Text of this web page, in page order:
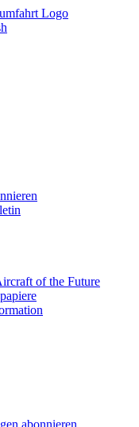
of the Future
abonnieren